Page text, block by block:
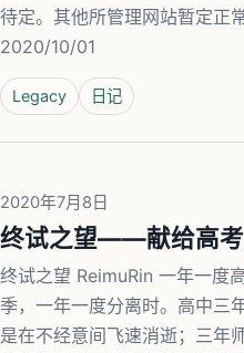
待定。其他所管理网站暂定正
2020/10/01
Legacy 日记
2020年7月8日
终试之望——献给高
终试之望 ReimuRin 一年一度
季，一年一度分离时。高中三
是在不经意间飞速消逝；三年